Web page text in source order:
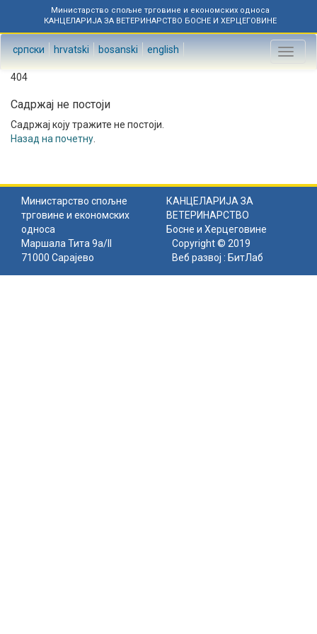
Министарство спољне трговине и економских односа
КАНЦЕЛАРИЈА ЗА ВЕТЕРИНАРСТВО БОСНЕ И ХЕРЦЕГОВИНЕ
српски hrvatski bosanski english
Toggle
404
Садржај не постоји
Садржај коју тражите не постоји.
Назад на почетну
Министарство спољне
трговине и економских
односа
КАНЦЕЛАРИЈА ЗА
ВЕТЕРИНАРСТВО
Босне и Херцеговине
Маршала Тита 9а/II
71000 Сарајево
Copyright © 2019
Веб развој : БитЛаб